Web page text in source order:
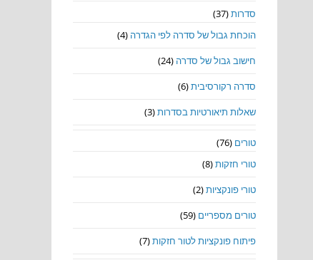
סדרות(37)
הוכחת גבול של סדרה לפי הגדרה (4)
חישוב גבול של סדרה (24)
סדרה רקורסיבית(6)
שאלות תיאורטיות בסדרות(3)
טורים (76)
טורי חזקות(8)
טורי פונקציות(2)
טורים מספריים (59)
פיתוח פונקציות לטור חזקות(7)